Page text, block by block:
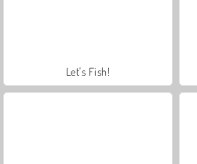
Let's Fish!